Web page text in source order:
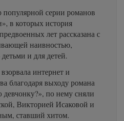
серии романов
в которых история
лет рассказана с
наивностью,
и для детей.
интернет и
благодаря выходу романа
по нему сняли
Викторией Исаковой и
ставший хитом.